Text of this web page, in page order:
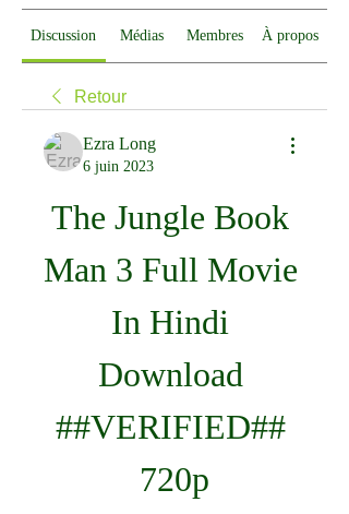
Discussion Médias Membres À propos
Retour
Ezra Long
6 juin 2023
The Jungle Book
Man 3 Full Movie
In Hindi
Download
##VERIFIED##
720p